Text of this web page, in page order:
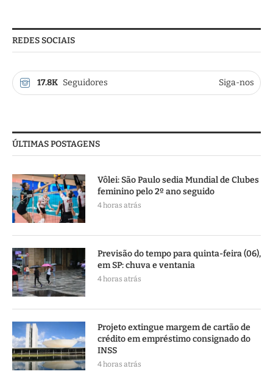
REDES SOCIAIS
17.8K Seguidores Siga-nos
ÚLTIMAS POSTAGENS
Vôlei: São Paulo sedia Mundial de Clubes
feminino pelo 2º ano seguido
4 horas atrás
Previsão do tempo para quinta-feira (06),
em SP: chuva e ventania
4 horas atrás
Projeto extingue margem de cartão de
crédito em empréstimo consignado do
INSS
4 horas atrás